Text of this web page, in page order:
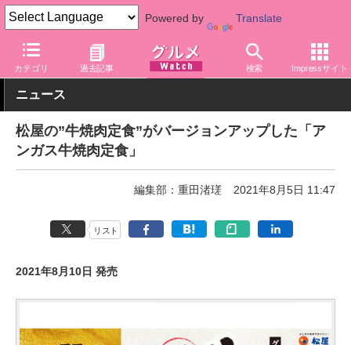
Powered by Translate
カテゴリ 過去記事 検索 Impressサイト
グルメ Watch 店舗 丼もの 松屋
ニュース
松屋の”牛焼肉定食”がバージョンアップした「ア
ンガス牛焼肉定食」
編集部：重田渚瑳 2021年8月5日 11:47
リスト
2021年8月10日 発売